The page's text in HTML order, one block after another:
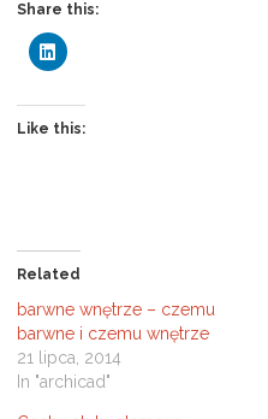
Share this:
C
l
k
t
n
L
i
k
e
d
I
n
(
Like this:
Related
barwne wnętrze – czemu
barwne i czemu wnętrze
21 lipca, 2014
In "archicad"